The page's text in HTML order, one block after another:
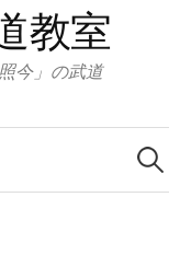
教室
今」の武道
検
索: